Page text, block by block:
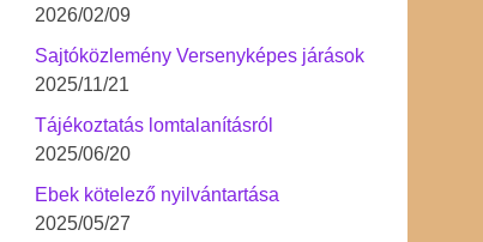
2026/02/09
Sajtóközlemény Versenyképes járások
2025/11/21
Tájékoztatás lomtalanításról
2025/06/20
Ebek kötelező nyilvántartása
2025/05/27